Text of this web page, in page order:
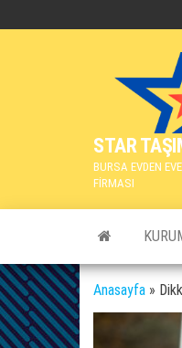
STAR
BURSA EVDEN
FİRMASI
Anasayfa »